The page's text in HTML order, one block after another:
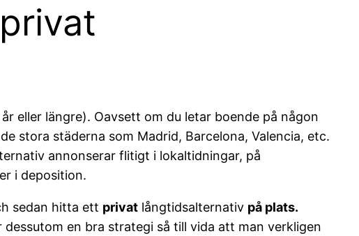
eller längre). Oavsett om du letar boende på någon
stora städerna som Madrid, Barcelona, Valencia, etc.
annonserar flitigt i lokaltidningar, på
i deposition.
sedan hitta ett privat långtidsalternativ på plats.
en bra strategi så till vida att man verkligen